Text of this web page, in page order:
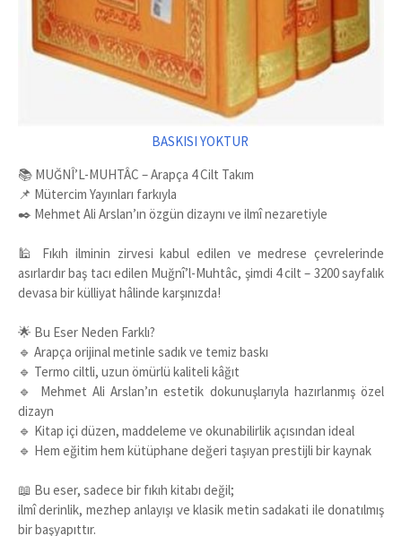
BASKISI YOKTUR
📚 MUĞNÎ’L-MUHTÂC – Arapça 4 Cilt Takım
📌 Mütercim Yayınları farkıyla
✒️ Mehmet Ali Arslan’ın özgün dizaynı ve ilmî nezaretiyle
🕌 Fıkıh ilminin zirvesi kabul edilen ve medrese çevrelerinde
asırlardır baş tacı edilen Muğnî’l-Muhtâc, şimdi 4 cilt – 3200 sayfalık
devasa bir külliyat hâlinde karşınızda!
🌟 Bu Eser Neden Farklı?
🔹 Arapça orijinal metinle sadık ve temiz baskı
🔹 Termo ciltli, uzun ömürlü kaliteli kâğıt
🔹 Mehmet Ali Arslan’ın estetik dokunuşlarıyla hazırlanmış özel
dizayn
🔹 Kitap içi düzen, maddeleme ve okunabilirlik açısından ideal
🔹 Hem eğitim hem kütüphane değeri taşıyan prestijli bir kaynak
📖 Bu eser, sadece bir fıkıh kitabı değil;
ilmî derinlik, mezhep anlayışı ve klasik metin sadakati ile donatılmış
bir başyapıttır.